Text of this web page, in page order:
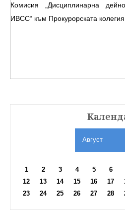
Комисия „Дисциплинарна
ИВСС“ към Прокурорската колегия
Август
1 2 3 4 5 6
12
13 14 15 16 17
23
24 25 26 27 28